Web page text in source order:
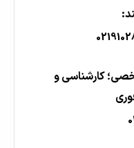
کارشناسی و